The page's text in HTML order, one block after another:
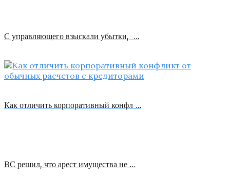
С управляющего взыскали убытки, …
Как отличить корпоративный конфл …
ВС решил, что арест имущества не …